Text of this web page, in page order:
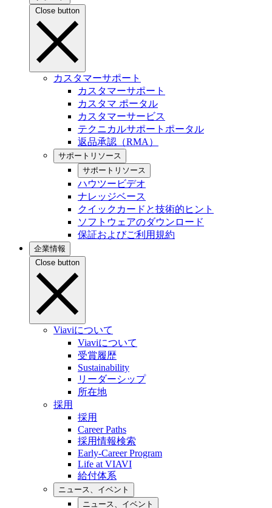
Close button
カスタマーサポート
カスタマーサポート
カスタマ ポータル
カスタマーサービス
テクニカルサポートポータル
返品承認（RMA）
サポートリソース
サポートリソース
ハウツービデオ
ナレッジベース
クイックカードと技術的ヒント
ソフトウェアのダウンロード
保証およびご利用規約
企業情報
Close button
Viaviについて
Viaviについて
受賞履歴
Sustainability
リーダーシップ
所在地
採用
採用
Career Paths
採用情報検索
Early-Career Program
Life at VIAVI
給付体系
ニュース、イベント
ニュース、イベント